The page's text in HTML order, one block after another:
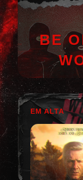
BE
EM ALTA